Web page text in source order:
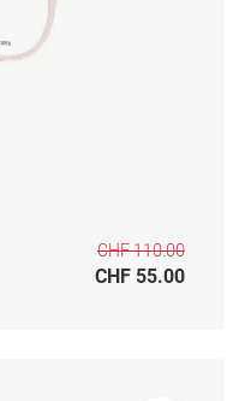
CHF 110.00
CHF 55.00